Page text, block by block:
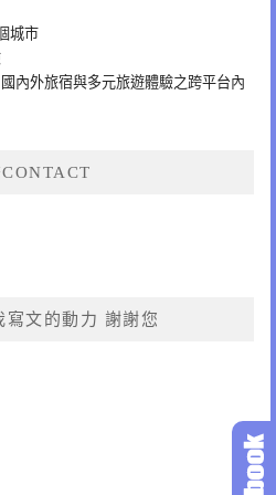
城市
內外旅宿與多元旅遊體驗之跨平台內
寫文的動力 謝謝您